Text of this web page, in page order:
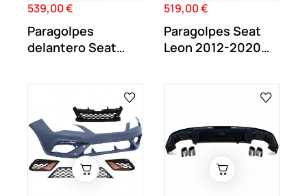
Precio
539,00 €
Paragolpes
delantero Seat
Facelift
Precio
519,00 €
Paragolpes Seat
Leon 2012-2020